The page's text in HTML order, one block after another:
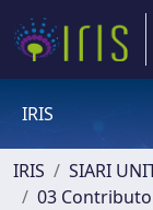
IRIS
IRIS
SIARI
03